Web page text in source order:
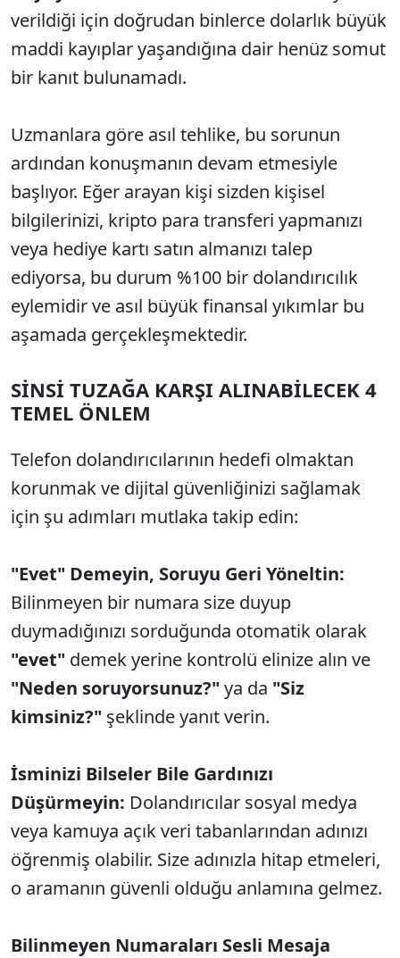
verildiği için doğrudan binlerce dolarlık büyük
maddi kayıplar yaşandığına dair henüz somut
bir kanıt bulunamadı.
Uzmanlara göre asıl tehlike, bu sorunun
ardından konuşmanın devam etmesiyle
başlıyor. Eğer arayan kişi sizden kişisel
bilgilerinizi, kripto para transferi yapmanızı
veya hediye kartı satın almanızı talep
ediyorsa, bu durum %100 bir dolandırıcılık
eylemidir ve asıl büyük finansal yıkımlar bu
aşamada gerçekleşmektedir.
SİNSİ TUZAĞA KARŞI ALINABİLECEK 4
TEMEL ÖNLEM
Telefon dolandırıcılarının hedefi olmaktan
korunmak ve dijital güvenliğinizi sağlamak
için şu adımları mutlaka takip edin:
"Evet" Demeyin, Soruyu Geri Yöneltin:
Bilinmeyen bir numara size duyup
duymadığınızı sorduğunda otomatik olarak
"evet" demek yerine kontrolü elinize alın ve
"Neden soruyorsunuz?" ya da "Siz
kimsiniz?" şeklinde yanıt verin.
İsminizi Bilseler Bile Gardınızı
Düşürmeyin: Dolandırıcılar sosyal medya
veya kamuya açık veri tabanlarından adınızı
öğrenmiş olabilir. Size adınızla hitap etmeleri,
o aramanın güvenli olduğu anlamına gelmez.
Bilinmeyen Numaraları Sesli Mesaja